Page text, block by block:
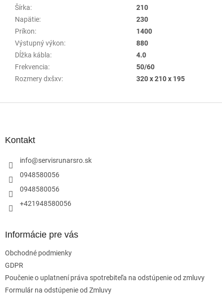
Šírka:
210
Napätie:
230
Príkon:
1400
Výstupný výkon:
880
Dĺžka kábla:
4.0
Frekvencia:
50/60
Rozmery dxšxv: 320 x 210 x 195
Kontakt
info@servisrunarsro.sk
0948580056
0948580056
+421948580056
Informácie pre vás
Obchodné podmienky
GDPR
Poučenie o uplatnení práva spotrebiteľa na odstúpenie od zmluvy
Formulár na odstúpenie od Zmluvy